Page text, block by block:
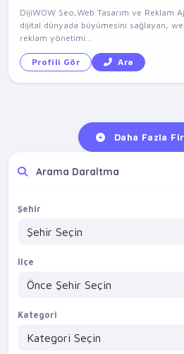
DijiWOW Seo,Web Tasarım ve Reklam
dijital dünyada büyümesini sağlayan,
reklam yönetimi...
Profili Gör Ara
Daha Fazla
Arama Daraltma
Şehir
İlçe
Kategori